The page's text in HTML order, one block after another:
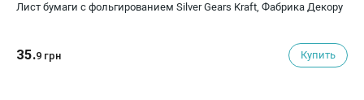
Лист бумаги с фольгированием Silver Gears Kraft, Фабрика Декору
35.9 грн Купить